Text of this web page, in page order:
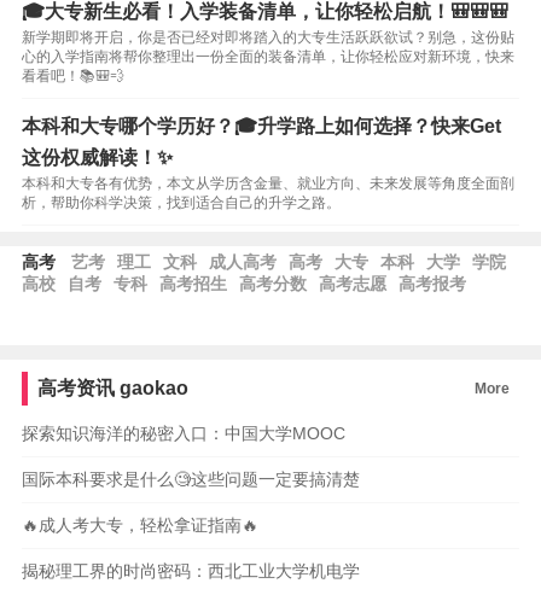
🎓大专新生必看！入学装备清单，让你轻松启航！🎒🎒🎒
新学期即将开启，你是否已经对即将踏入的大专生活跃跃欲试？别急，这份贴
心的入学指南将帮你整理出一份全面的装备清单，让你轻松应对新环境，快来
看看吧！📚🎒💨
本科和大专哪个学历好？🎓升学路上如何选择？快来Get
这份权威解读！✨
本科和大专各有优势，本文从学历含金量、就业方向、未来发展等角度全面剖
析，帮助你科学决策，找到适合自己的升学之路。
高考 艺考 理工 文科 成人高考 高考 大专 本科 大学
学院
高校
自考 专科 高考招生 高考分数 高考志愿 高考报考
高考资讯 gaokao More
探索知识海洋的秘密入口：中国大学MOOC
国际本科要求是什么🧐这些问题一定要搞清楚
🔥成人考大专，轻松拿证指南🔥
揭秘理工界的时尚密码：西北工业大学机电学